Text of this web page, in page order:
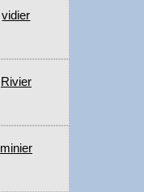
vidier
Rivier
minier